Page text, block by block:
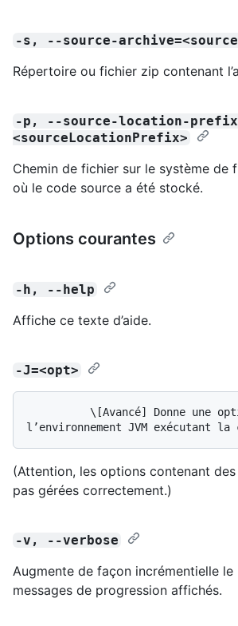
-s, --source-
Répertoire ou fichier zip contenant
-p, --source-location-
<sourceLocationPrefix>
Chemin de fichier sur le système de
où le code source a été stocké.
Options courantes
-h, --help
Affiche ce texte d’aide.
-J=<opt>
(Attention, les options contenant
pas gérées correctement.)
-v, --verbose
Augmente de façon incrémentielle le
messages de progression affichés.